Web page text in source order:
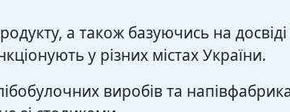
а також базуючись на
у різних містах України.
виробів та